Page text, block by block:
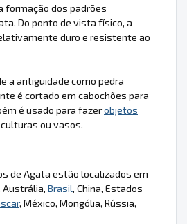
formação dos padrões
Do ponto de vista físico, a
duro e resistente ao
a antiguidade como pedra
é cortado em cabochões para
é usado para fazerobjetos
ou vasos.
de Agata estão localizados em
Austrália, Brasil, China, Estados
, México, Mongólia, Rússia,